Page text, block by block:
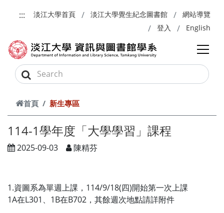
:::
淡江大學首頁 淡江大學覺生紀念圖書館
網站導覽
登入
English
首頁 新生專區
114-1學年度「大學學習」課程
2025-09-03 陳精芬
1.資圖系為單週上課，114/9/18(四)開始第一次上課
1A在L301、1B在B702，其餘週次地點請詳附件